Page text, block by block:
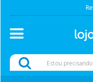
Estou precisando de...